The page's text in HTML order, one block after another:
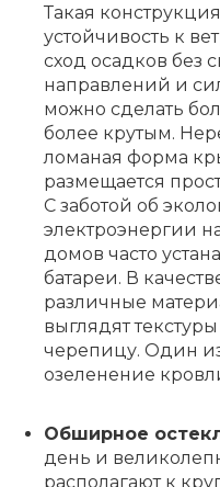
Такая
устойчивость к
сход осадков без
направлений и
можно сделать
более крутым.
ломаная форма
размещается
С заботой об
электроэнергии
домов часто
батареи. В
различные
выглядят
черепицу. Один
озеленение
Обширное
день и
располагают к